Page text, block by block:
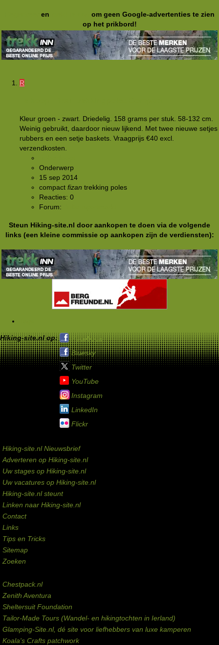
en
om geen Google-advertenties te zien
op het prikbord!
R
Kleur groen - zwart. Driedelig. 158 grams per stuk. 58-132 cm.
Weinig gebruikt, daardoor nieuw lijkend. Met twee nieuwe setjes
rubbers en een setje baskets. Vraagprijs €40 excl.
verzendkosten.
Onderwerp
15 sep 2014
compact fizan trekking poles
Reacties: 0
Forum:
Steun Hiking-site.nl door aankopen te doen via de volgende
links (een kleine commissie op aankopen zijn de verdiensten):
Hiking-site.nl op:
Facebook
Bluesky
Twitter
YouTube
Instagram
LinkedIn
Flickr
Hiking-site.nl Nieuwsbrief
Adverteren op Hiking-site.nl
Uw stages op Hiking-site.nl
Uw vacatures op Hiking-site.nl
Hiking-site.nl steunt
Linken naar Hiking-site.nl
Contact
Links
Tips en Tricks
Sitemap
Zoeken
Chestpack.nl
Zenith Aventura
Sheltersuit Foundation
Tailor-Made Tours (Wandel- en hikingtochten in Ierland)
Glamping-Site.nl, dé site voor liefhebbers van luxe kamperen
Koala's Crafts patchwork